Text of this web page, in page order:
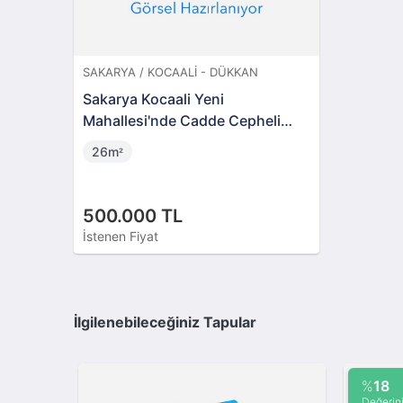
SAKARYA / KOCAALI - DÜKKAN
Sakarya Kocaali Yeni
Mahallesi'nde Cadde Cepheli
500.000 TL
İstenen Fiyat
26m²
İlgilenebileceğiniz Tapular
%18